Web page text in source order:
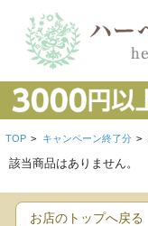
TOP > キャンペーン終了分 >
該当商品はありません。
お店のトップへ戻る